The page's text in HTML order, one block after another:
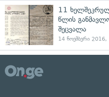
11
წლის
შეცვალა
14 ნოემბერი